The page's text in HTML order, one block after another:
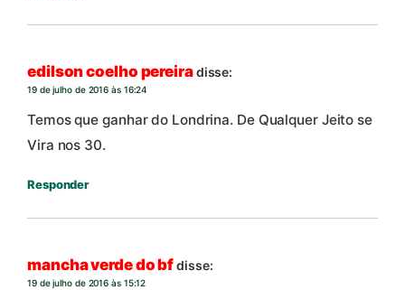
edilson coelho pereiradisse:
19 de julho de 2016 às 16:24
Temos que ganhar do Londrina. De Qualquer Jeito se
Vira nos 30.
Responder
mancha verde do bfdisse:
19 de julho de 2016 às 15:12